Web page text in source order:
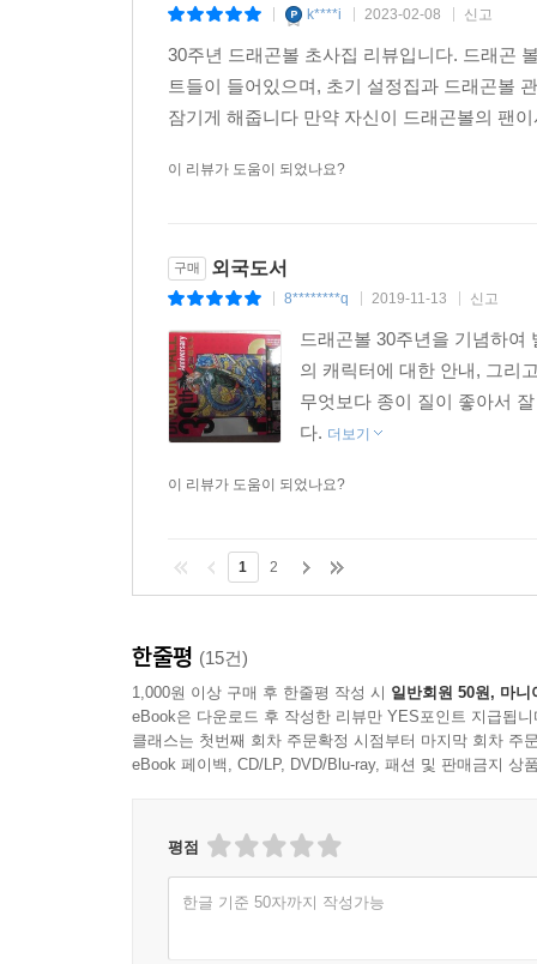
k****i 2023-02-08 신고
30주년 드래곤볼 초사집 리뷰입니다. 드래곤
트들이 들어있으며, 초기 설정집과 드래곤볼
잠기게 해줍니다 만약 자신이 드래곤볼의 팬
이 리뷰가 도움이 되었나요?
구매 외국도서
8********q 2019-11-13 신고
드래곤볼 30주년을 기념하여
의 캐릭터에 대한 안내, 그리
무엇보다 종이 질이 좋아서
다. 더보기
이 리뷰가 도움이 되었나요?
1 2
한줄평 (15건)
1,000원 이상 구매 후 한줄평 작성 시 일반회원 50원, 마니
eBook은 다운로드 후 작성한 리뷰만 YES포인트 지급됩니
클래스는 첫번째 회차 주문확정 시점부터 마지막 회차 주
eBook 페이백, CD/LP, DVD/Blu-ray, 패션 및 판매금지 상
평점
한글 기준 50자까지 작성가능